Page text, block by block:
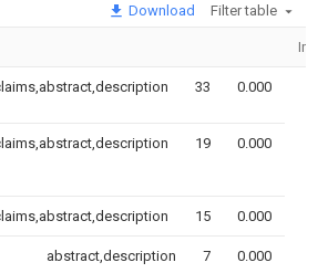
Download Filter table
33 0.000
19 0.000
15 0.000
abstract,description 7 0.000